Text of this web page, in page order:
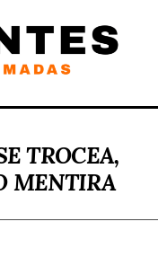
TROCEA,
MENTIRA